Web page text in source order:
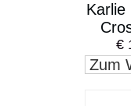
Karlie
€
Zum